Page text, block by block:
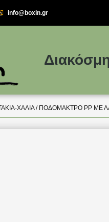
info@boxin.gr
ΧΑΛΙΆ/ ΠΟΔΌΜΑΚΤΡΟ PP ΜΕ